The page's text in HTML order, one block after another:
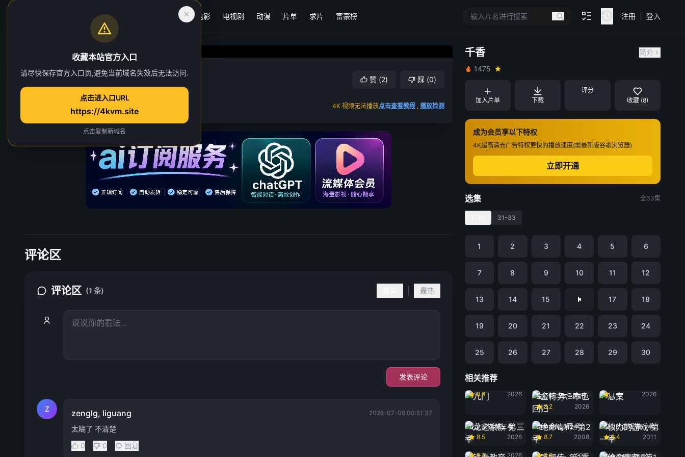
首页 电影 电视剧 动漫 片单 求片 富豪榜 注冊 登入
千香
第 16 集
赞 (2) 踩 (0)
4K 视频无法播放点击查看教程 , 播放检测
千香
简介
1475
加入片单 下载
评分
收藏 (8)
成为会员享以下特权
4K超高清去广告特权更快的播放速度(需最新版谷歌浏览器)
立即开通
选集 全33集
31-33
1 2 3 4 5 6
7 8 9 10 11 12
13 14 15 17 18
19 20 21 22 23 24
25 26 27 28 29 30
相关推荐
九门
8.8
2026
金特务：本色回归
8.2
2026
2026
龙之家族 第三季
8.5
2026
绝命毒师: 第2季
8.7
2008
权力的游戏 第一季
8.4
2011
铁拳教育
9.3
2026
甄嬛传: 第1季
8.8
2011
评论区
评论区 (1 条) 最热
发表评论
Z zenglg, liguang 2026-07-08 00:51:37
太糊了 不清楚
0
0 回复
收藏本站官方入口
请尽快保存官方入口页,避免当前域名失效后无法访问.
点击进入口URL
https://4kvm.site
点击复制新域名